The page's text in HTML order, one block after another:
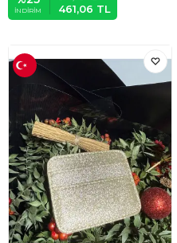
İNDIRIM 461,06 TL